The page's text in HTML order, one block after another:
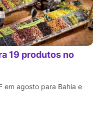
19 produtos no
em agosto para Bahia e